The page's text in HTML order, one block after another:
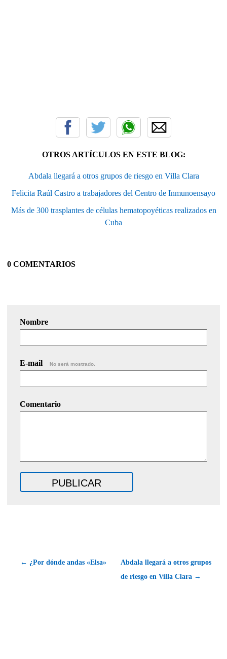
OTROS ARTÍCULOS EN ESTE BLOG:
Abdala llegará a otros grupos de riesgo en Villa Clara
Felicita Raúl Castro a trabajadores del Centro de Inmunoensayo
Más de 300 trasplantes de células hematopoyéticas realizados en
Cuba
0 COMENTARIOS
Nombre
E-mail No será mostrado.
Comentario
← ¿Por dónde andas «Elsa»
Abdala llegará a otros grupos
de riesgo en Villa Clara →